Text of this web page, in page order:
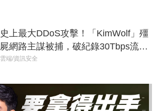
史上最大DDoS攻擊！「KimWolf」殭
屍網路主謀被捕，破紀錄30Tbps流量
癱瘓全球！
雲端/資訊安全